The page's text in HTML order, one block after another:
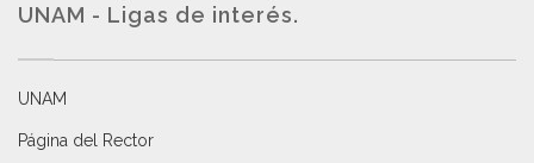
UNAM - Ligas de interés.
UNAM
Página del Rector